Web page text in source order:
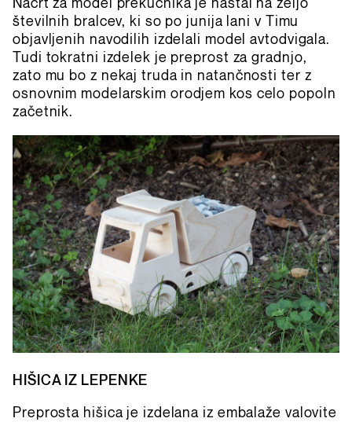
Načrt za model prekucnika je nastal na željo
številnih bralcev, ki so po junija lani v Timu
objavljenih navodilih izdelali model avtodvigala.
Tudi tokratni izdelek je preprost za gradnjo,
zato mu bo z nekaj truda in natančnosti ter z
osnovnim modelarskim orodjem kos celo popoln
začetnik.
HIŠICA IZ LEPENKE
Preprosta hišica je izdelana iz embalaže valovite